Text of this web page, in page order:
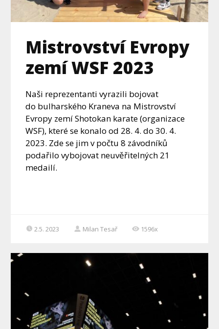
Mistrovství Evropy
zemí WSF 2023
Naši reprezentanti vyrazili bojovat
do bulharského Kraneva na Mistrovství
Evropy zemí Shotokan karate (organizace
WSF), které se konalo od 28. 4. do 30. 4.
2023. Zde se jim v počtu 8 závodníků
podařilo vybojovat neuvěřitelných 21
medailí.
2.5. 2023 Milan Tesař 1596x